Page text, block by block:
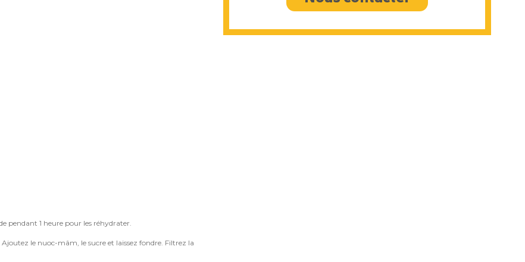
pendant 1 heure pour les réhydrater.
le nuoc-mâm, le sucre et laissez fondre. Filtrez la